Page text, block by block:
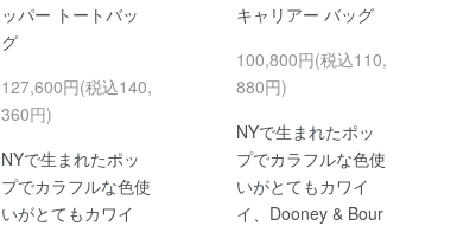
ッパー トートバッ
グ
127,600円(税込140,
360円)
NYで生まれたポッ
プでカラフルな色使
いがとてもカワイ
キャリアー バッグ
100,800円(税込110,
880円)
NYで生まれたポッ
プでカラフルな色使
いがとてもカワイ
イ、Dooney & Bour